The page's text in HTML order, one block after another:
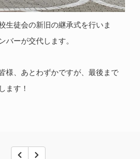
生徒会の新旧の継承式を行いま
バーが交代します。
様、あとわずかですが、最後まで
ます！